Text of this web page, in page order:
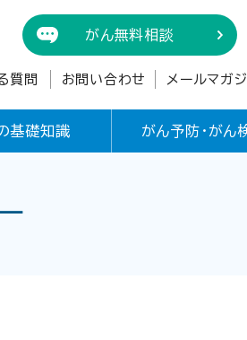
がん無料相談
質問 お問い合わせ メールマガ
基礎知識 がん予防・がん